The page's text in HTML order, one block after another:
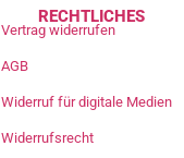
RECHTLICHES
Vertrag widerrufen
AGB
Widerruf für digitale Medien
Widerrufsrecht